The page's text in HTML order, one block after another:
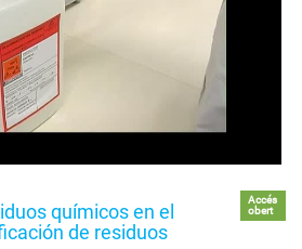
químicos en el
de residuos
Accés
obert